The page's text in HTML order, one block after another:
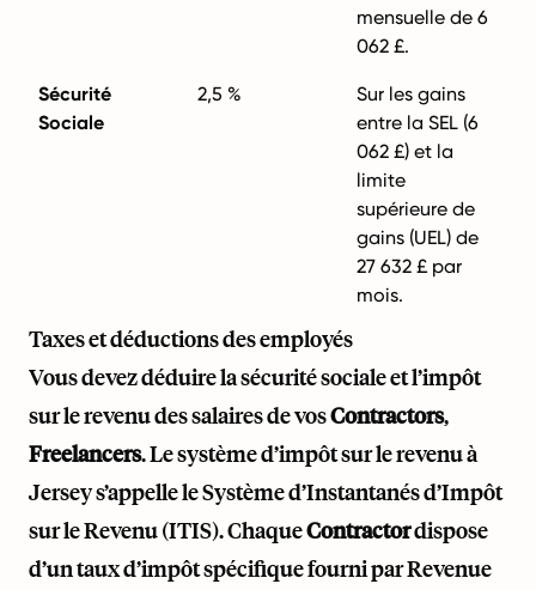
mensuelle de 6
062 £.
Sécurité
Sociale
2,5 %
Sur les gains
entre la SEL (6
062 £) et la
limite
supérieure de
gains (UEL) de
27 632 £ par
mois.
Taxes et déductions des employés
Vous devez déduire la sécurité sociale et l’impôt
sur le revenu des salaires de vosContractors,
Freelancers. Le système d’impôt sur le revenu à
Jersey s’appelle le Système d’Instantanés d’Impôt
sur le Revenu (ITIS). ChaqueContractordispose
d’un taux d’impôt spécifique fourni par Revenue